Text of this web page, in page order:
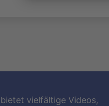
vielfältige Videos,